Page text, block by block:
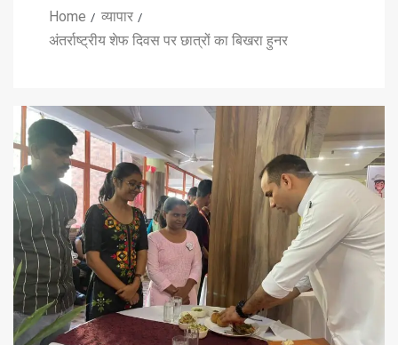
Home
व्यापार
अंतर्राष्ट्रीय शेफ दिवस पर छात्रों का बिखरा हुनर